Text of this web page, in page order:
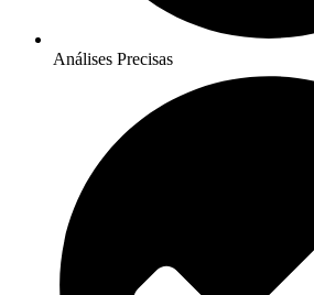
Análises Precisas